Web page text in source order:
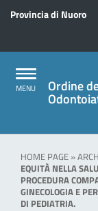
Provincia di Nuoro
Ordine
HOME PAGE »
EQUITÀ NELLA
PROCEDURA
GINECOLOGIA E
DI PEDIATRIA.